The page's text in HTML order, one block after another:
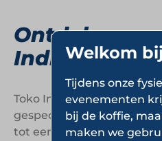
Ontdek
Indradjaja
Toko Indradjaja laat zien
gespecialiseerde
tot een breed
Welkom
Tijdens onze
evenementen
bij de koffie,
maken we